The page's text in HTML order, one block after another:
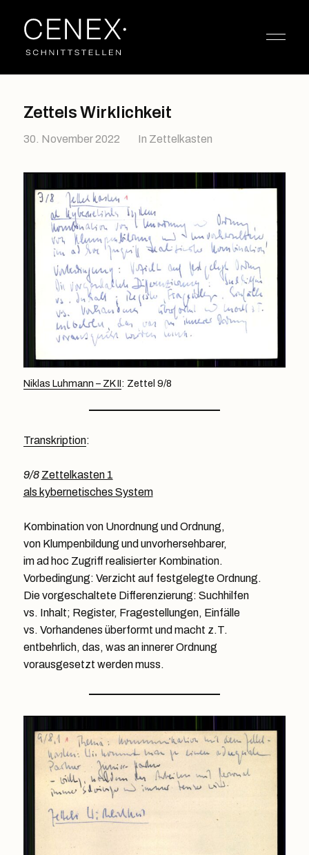
Zettels Wirklichkeit
30. November 2022 In Zettelkasten
Niklas Luhmann – ZK II: Zettel 9/8
Transkription:
9/8 Zettelkasten 1
als kybernetisches System
Kombination von Unordnung und Ordnung,
von Klumpenbildung und unvorhersehbarer,
im ad hoc Zugriff realisierter Kombination.
Vorbedingung: Verzicht auf festgelegte Ordnung.
Die vorgeschaltete Differenzierung: Suchhilfen
vs. Inhalt; Register, Fragestellungen, Einfälle
vs. Vorhandenes überformt und macht z.T.
entbehrlich, das, was an innerer Ordnung
vorausgesetzt werden muss.